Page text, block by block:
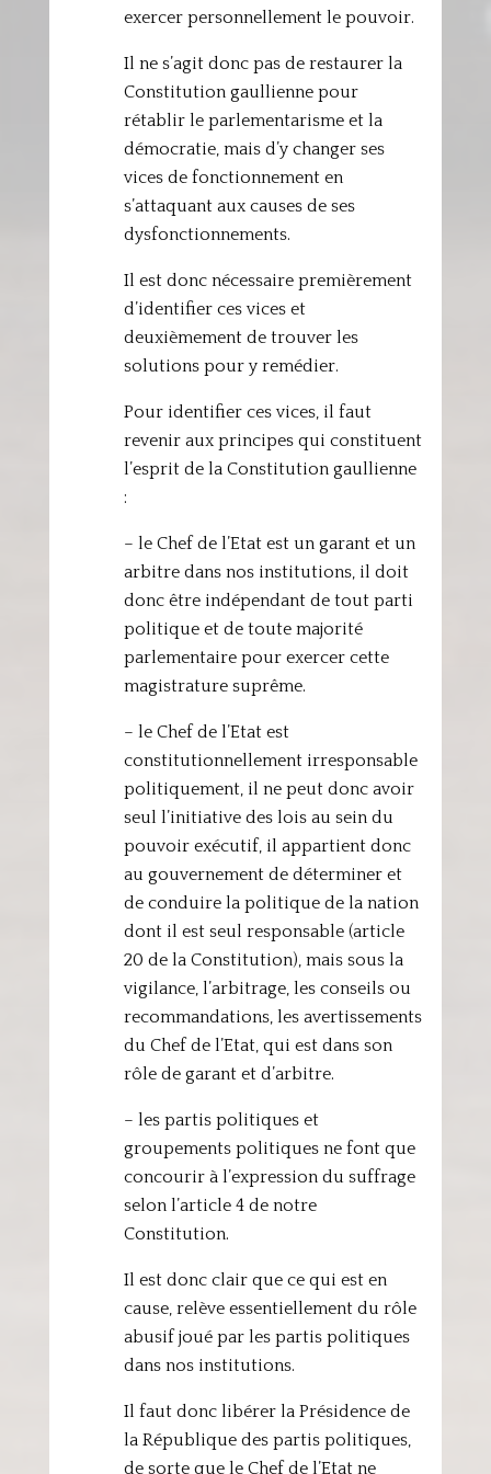
exercer personnellement le pouvoir.
Il ne s’agit donc pas de restaurer la
Constitution gaullienne pour
rétablir le parlementarisme et la
démocratie, mais d’y changer ses
vices de fonctionnement en
s’attaquant aux causes de ses
dysfonctionnements.
Il est donc nécessaire premièrement
d’identifier ces vices et
deuxièmement de trouver les
solutions pour y remédier.
Pour identifier ces vices, il faut
revenir aux principes qui constituent
l’esprit de la Constitution gaullienne
:
– le Chef de l’Etat est un garant et un
arbitre dans nos institutions, il doit
donc être indépendant de tout parti
politique et de toute majorité
parlementaire pour exercer cette
magistrature suprême.
– le Chef de l’Etat est
constitutionnellement irresponsable
politiquement, il ne peut donc avoir
seul l’initiative des lois au sein du
pouvoir exécutif, il appartient donc
au gouvernement de déterminer et
de conduire la politique de la nation
dont il est seul responsable (article
20 de la Constitution), mais sous la
vigilance, l’arbitrage, les conseils ou
recommandations, les avertissements
du Chef de l’Etat, qui est dans son
rôle de garant et d’arbitre.
– les partis politiques et
groupements politiques ne font que
concourir à l’expression du suffrage
selon l’article 4 de notre
Constitution.
Il est donc clair que ce qui est en
cause, relève essentiellement du rôle
abusif joué par les partis politiques
dans nos institutions.
Il faut donc libérer la Présidence de
la République des partis politiques,
de sorte que le Chef de l’Etat ne